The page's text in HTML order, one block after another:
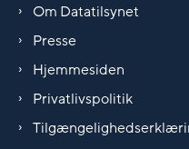
Om Datatilsynet
Presse
Hjemmesiden
Privatlivspolitik